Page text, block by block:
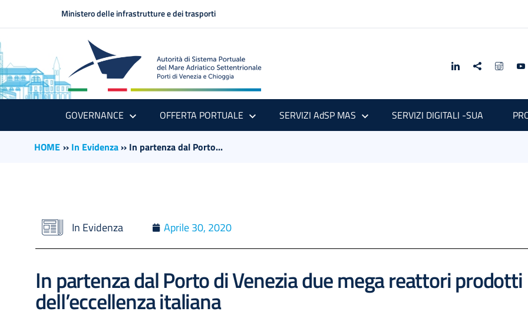
Ministero delle infrastrutture e dei trasporti
GOVERNANCE OFFERTA PORTUALE SERVIZI AdSP MAS SERVIZI DIGITALI -SUA
HOME ›› In Evidenza›› In partenza dal Porto...
In Evidenza Aprile 30, 2020
In partenza dal Porto di Venezia due mega reattori prodotti
dell’eccellenza italiana